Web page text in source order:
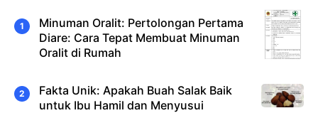
Minuman Oralit: Pertolongan Pertama
Diare: Cara Tepat Membuat Minuman
Oralit di Rumah
Fakta Unik: Apakah Buah Salak Baik
untuk Ibu Hamil dan Menyusui